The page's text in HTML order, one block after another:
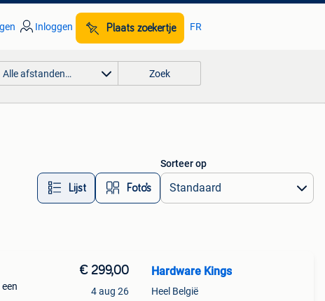
Inloggen Plaats zoekertje FR
Alle afstanden… Zoek
Lijst Foto’s
Sorteer op
€ 299,00
4 aug 26
Hardware Kings
Heel België